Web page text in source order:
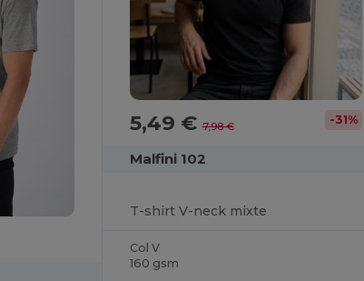
5,49 €7,98 € -31%
Malfini 102
T-shirt V-neck mixte
Col V
160 gsm